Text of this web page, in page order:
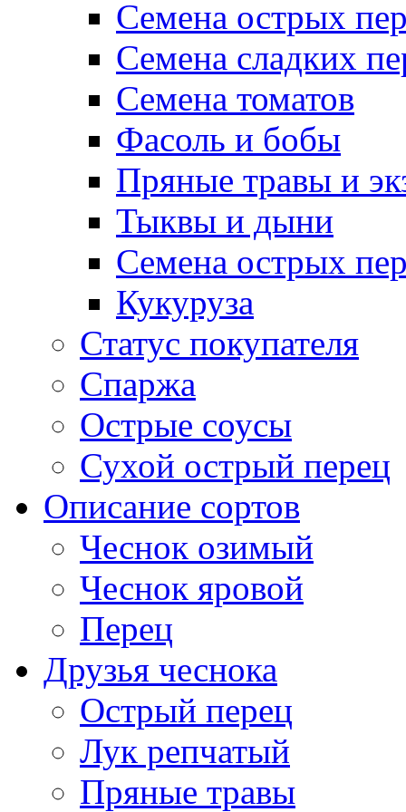
Семена острых
Семена сладких
Семена томатов
Фасоль и бобы
Пряные травы и
Тыквы и дыни
Семена острых
Кукуруза
Статус покупателя
Спаржа
Острые соусы
Сухой острый перец
Описание сортов
Чеснок озимый
Чеснок яровой
Перец
Друзья чеснока
Острый перец
Лук репчатый
Пряные травы